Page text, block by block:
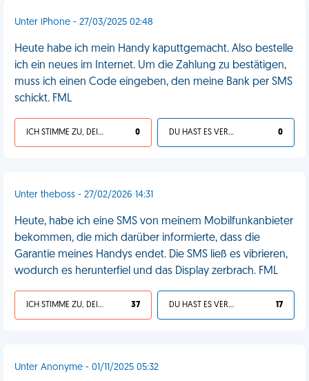
Unter iPhone - 27/03/2025 02:48
Heute habe ich mein Handy kaputtgemacht. Also bestelle
ich ein neues im Internet. Um die Zahlung zu bestätigen,
muss ich einen Code eingeben, den meine Bank per SMS
schickt. FML
ICH STIMME ZU, DEIN LEBEN IST SCHEISSE 0 DU HAST ES VERDIENT 0
Unter theboss - 27/02/2026 14:31
Heute, habe ich eine SMS von meinem Mobilfunkanbieter
bekommen, die mich darüber informierte, dass die
Garantie meines Handys endet. Die SMS ließ es vibrieren,
wodurch es herunterfiel und das Display zerbrach. FML
ICH STIMME ZU, DEIN LEBEN IST SCHEISSE 37 DU HAST ES VERDIENT 17
Unter Anonyme - 01/11/2025 05:32